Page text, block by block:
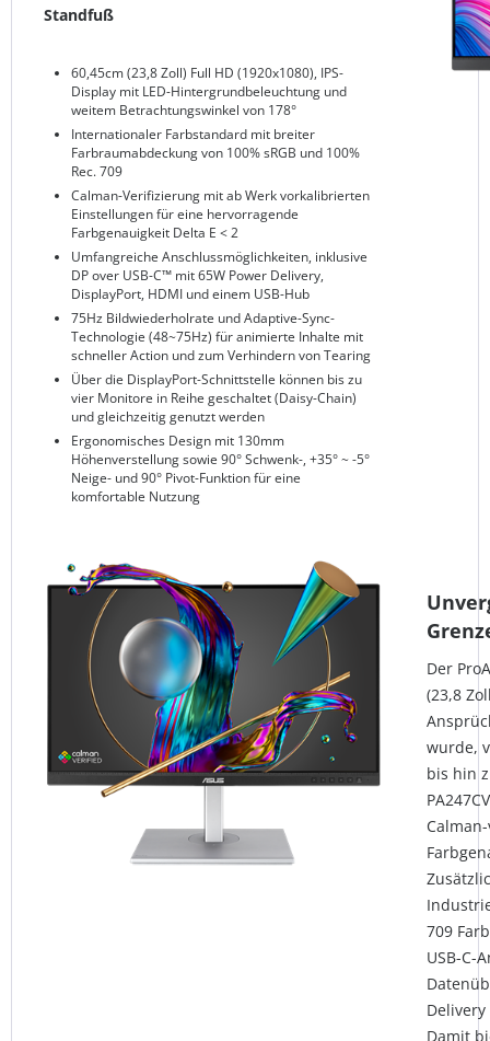
Standfuß
60,45cm (23,8 Zoll) Full HD (1920x1080), IPS-
Display mit LED-Hintergrundbeleuchtung und
weitem Betrachtungswinkel von 178°
Internationaler Farbstandard mit breiter
Farbraumabdeckung von 100% sRGB und 100%
Rec. 709
Calman-Verifizierung mit ab Werk vorkalibrierten
Einstellungen für eine hervorragende
Farbgenauigkeit Delta E < 2
Umfangreiche Anschlussmöglichkeiten, inklusive
DP over USB-C™ mit 65W Power Delivery,
DisplayPort, HDMI und einem USB-Hub
75Hz Bildwiederholrate und Adaptive-Sync-
Technologie (48~75Hz) für animierte Inhalte mit
schneller Action und zum Verhindern von Tearing
Über die DisplayPort-Schnittstelle können bis zu
vier Monitore in Reihe geschaltet (Daisy-Chain)
und gleichzeitig genutzt werden
Ergonomisches Design mit 130mm
Höhenverstellung sowie 90° Schwenk-, +35° ~ -5°
Neige- und 90° Pivot-Funktion für eine
komfortable Nutzung
Der
(23,8
wurde,
bis hin
709
USB-C-
Damit